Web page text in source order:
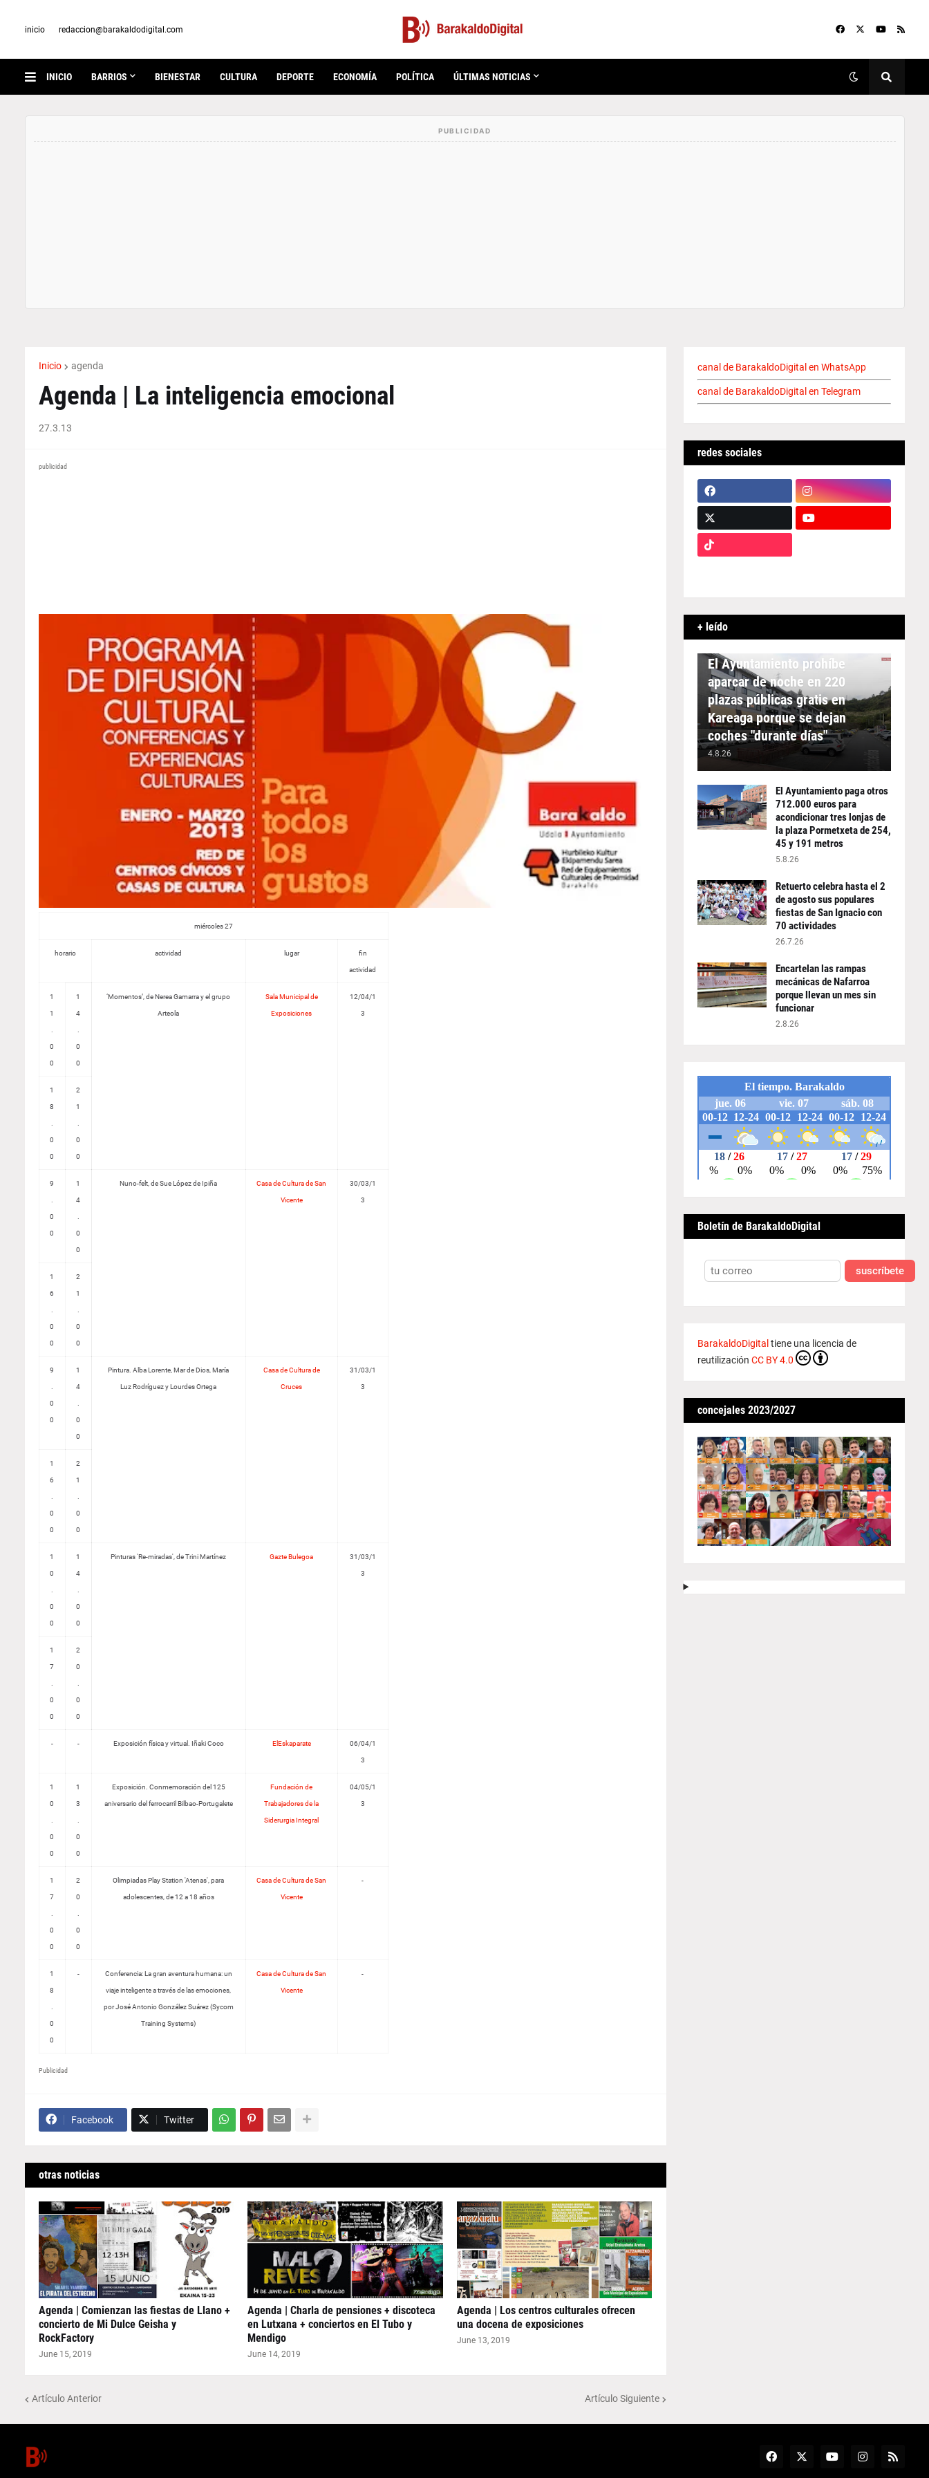
inicio redaccion@barakaldodigital.com
INICIO BARRIOS BIENESTAR CULTURA DEPORTE ECONOMÍA POLÍTICA ÚLTIMAS NOTICIAS
Inicio agenda
Agenda | La inteligencia emocional
27.3.13
publicidad
miércoles 27
horario actividad lugar fin
actividad
1
1
0
0
1
4
0
0
‘Momentos’, de Nerea Gamarra y el grupo
Arteola
Sala Municipal de
Exposiciones
12/04/1
3
1
8
0
0
2
1
0
0
9
0
0
1
4
0
0
Nuno-felt, de Sue López de Ipiña Casa de Cultura de San
Vicente
30/03/1
3
1
6
0
0
2
1
0
0
9
0
0
1
4
0
0
Pintura. Alba Lorente, Mar de Dios, María
Luz Rodríguez y Lourdes Ortega
Casa de Cultura de
Cruces
31/03/1
3
1
6
0
0
2
1
0
0
1
0
0
0
1
4
0
0
Pinturas 'Re-miradas', de Trini Martínez Gazte Bulegoa 31/03/1
3
1
7
0
0
2
0
0
0
- - Exposición física y virtual. Iñaki Coco ElEskaparate 06/04/1
3
1
0
0
0
1
3
0
0
Exposición. Conmemoración del 125
aniversario del ferrocarril Bilbao-Portugalete
Fundación de
Trabajadores de la
Siderurgia Integral
04/05/1
3
1
7
0
0
2
0
0
0
Olimpiadas Play Station 'Atenas', para
adolescentes, de 12 a 18 años
Casa de Cultura de San
Vicente
-
1
8
0
0
- Conferencia: La gran aventura humana: un
viaje inteligente a través de las emociones,
por José Antonio González Suárez (Sycom
Training Systems)
Casa de Cultura de San
Vicente
-
Publicidad
Facebook Twitter
otras noticias
Agenda | Comienzan las fiestas de Llano +
concierto de Mi Dulce Geisha y
RockFactory
June 15, 2019
Agenda | Charla de pensiones + discoteca
en Lutxana + conciertos en El Tubo y
Mendigo
June 14, 2019
Agenda | Los centros culturales ofrecen
una docena de exposiciones
June 13, 2019
Artículo Anterior Artículo Siguiente
canal de BarakaldoDigital en WhatsApp
canal de BarakaldoDigital en Telegram
redes sociales
+ leído
APARCAMIENTO
El Ayuntamiento prohíbe
aparcar de noche en 220
plazas públicas gratis en
Kareaga porque se dejan
coches "durante días"
4.8.26
El Ayuntamiento paga otros
712.000 euros para
acondicionar tres lonjas de
la plaza Pormetxeta de 254,
45 y 191 metros
5.8.26
Retuerto celebra hasta el 2
de agosto sus populares
fiestas de San Ignacio con
70 actividades
26.7.26
Encartelan las rampas
mecánicas de Nafarroa
porque llevan un mes sin
funcionar
2.8.26
Boletín de BarakaldoDigital
suscríbete
BarakaldoDigital tiene una licencia de
reutilización CC BY 4.0
concejales 2023/2027